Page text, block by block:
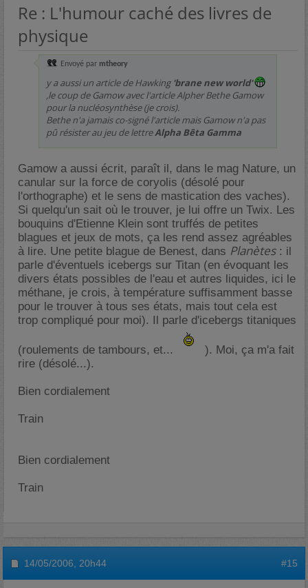
Re : L'humour caché des livres de
physique
Envoyé par mtheory
y a aussi un article de Hawking 'brane new world'
,le coup de Gamow avec l'article Alpher Bethe Gamow
pour la nucléosynthèse (je crois).
Bethe n'a jamais co-signé l'article mais Gamow n'a pas
pû résister au jeu de lettreAlpha Bêta Gamma
Gamow a aussi écrit, paraît il, dans le mag Nature, un
canular sur la force de coryolis (désolé pour
l'orthographe) et le sens de mastication des vaches).
Si quelqu'un sait où le trouver, je lui offre un Twix. Les
bouquins d'Etienne Klein sont truffés de petites
blagues et jeux de mots, ça les rend assez agréables
à lire. Une petite blague de Benest, dans Planètes: il
parle d'éventuels icebergs sur Titan (en évoquant les
divers états possibles de l'eau et autres liquides, ici le
méthane, je crois, à température suffisamment basse
pour le trouver à tous ses états, mais tout cela est
trop compliqué pour moi). Il parle d'icebergs titaniques
(roulements de tambours, et...
). Moi, ça m'a fait
rire (désolé...).
Bien cordialement
Train
Bien cordialement
Train
14/05/2006, 20h44 #15